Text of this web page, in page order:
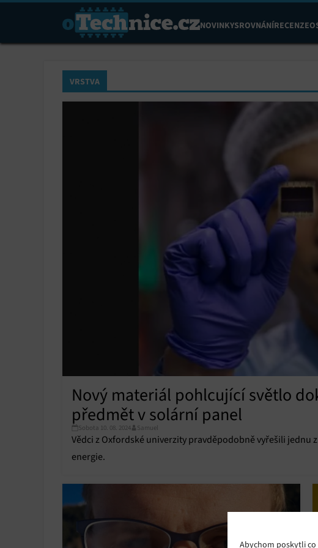
Abychom poskytli
NOVINKYSROVNÁNÍRECENZE
VRSTVA
Nový materiál pohlcující světlo
předmět v solární panel
Sobota 10. 08. 2024 Samuel
Vědci z Oxfordské univerzity pravděpodobně vyřešili jednu
energie.